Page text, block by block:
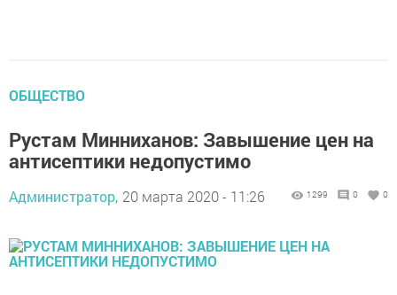
ОБЩЕСТВО
Рустам Минниханов: Завышение цен на
антисептики недопустимо
Администратор, 20 марта 2020 - 11:26 1299 0 0